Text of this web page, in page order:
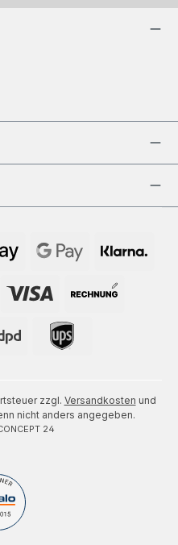
zzgl. Versandkosten und
nicht anders angegeben.
24